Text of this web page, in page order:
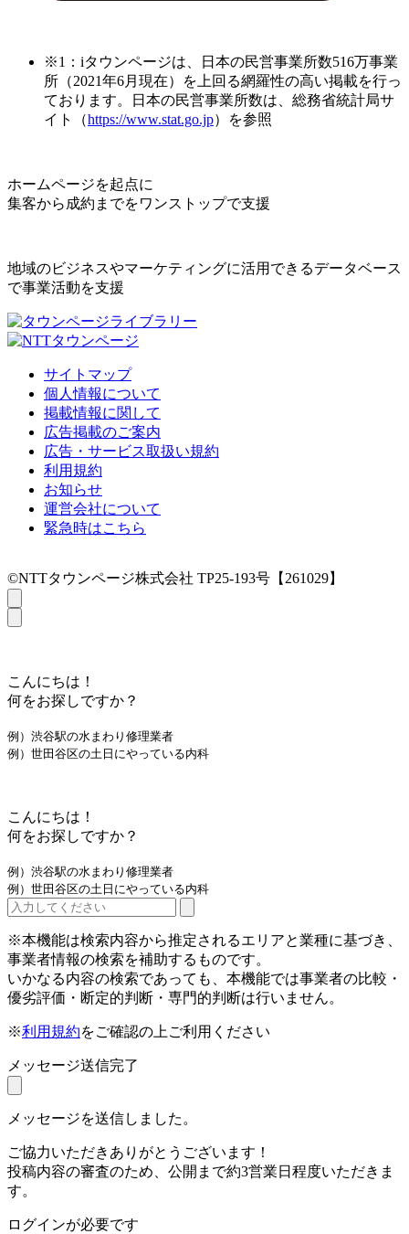
※1：iタウンページは、日本の民営事業所数516万事業
所（2021年6月現在）を上回る網羅性の高い掲載を行っ
ております。日本の民営事業所数は、総務省統計局サ
イト（https://www.stat.go.jp）を参照
ホームページを起点に
集客から成約までをワンストップで支援
地域のビジネスやマーケティングに活用できるデータベース
で事業活動を支援
サイトマップ
個人情報について
掲載情報に関して
広告掲載のご案内
広告・サービス取扱い規約
利用規約
お知らせ
運営会社について
緊急時はこちら
©NTTタウンページ株式会社 TP25-193号【261029】
こんにちは！
何をお探しですか？
例）渋谷駅の水まわり修理業者
例）世田谷区の土日にやっている内科
こんにちは！
何をお探しですか？
例）渋谷駅の水まわり修理業者
例）世田谷区の土日にやっている内科
※本機能は検索内容から推定されるエリアと業種に基づき、
事業者情報の検索を補助するものです。
いかなる内容の検索であっても、本機能では事業者の比較・
優劣評価・断定的判断・専門的判断は行いません。
※利用規約をご確認の上ご利用ください
メッセージ送信完了
メッセージを送信しました。
ご協力いただきありがとうございます！
投稿内容の審査のため、公開まで約3営業日程度いただきま
す。
ログインが必要です